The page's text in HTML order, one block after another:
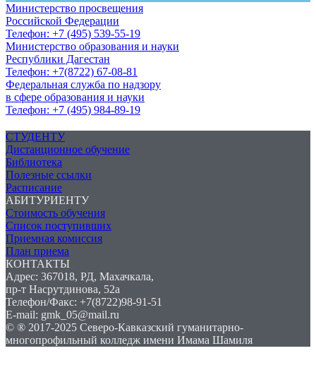
Министерство просвещения
Российской Федерации
Телефон: +7 (495) 539-55-19
Министерство образования и науки
Республики Дагестан
Телефон: +7(8722) 67-08-81
Федеральная служба по надзору
в сфере образования и науки
Телефон: +7 (495) 984-89-19
СТУДЕНТУ
Дистанционное обучение
Библиотека
Полезные ссылки
Расписание
АБИТУРИЕНТУ
Стоимость обучения
Список поступивших
Приемная комиссия
План приема
КОНТАКТЫ
Адрес: 367018, РД, Махачкала,
пр-т Насрутдинова, 52а
Телефон/Факс: +7(8722)98-91-51
E-mail: gmk_05@mail.ru
© ® 2017-2025 Северо-Кавказский гуманитарно-
многопрофильный колледж имени Имама Шамиля